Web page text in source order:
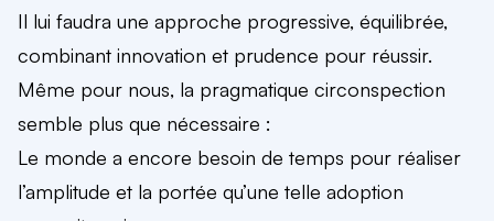
Il lui faudra une approche progressive, équilibrée,
combinant innovation et prudence pour réussir.
Même pour nous, la pragmatique circonspection
semble plus que nécessaire :
Le monde a encore besoin de temps pour réaliser
l’amplitude et la portée qu’une telle adoption